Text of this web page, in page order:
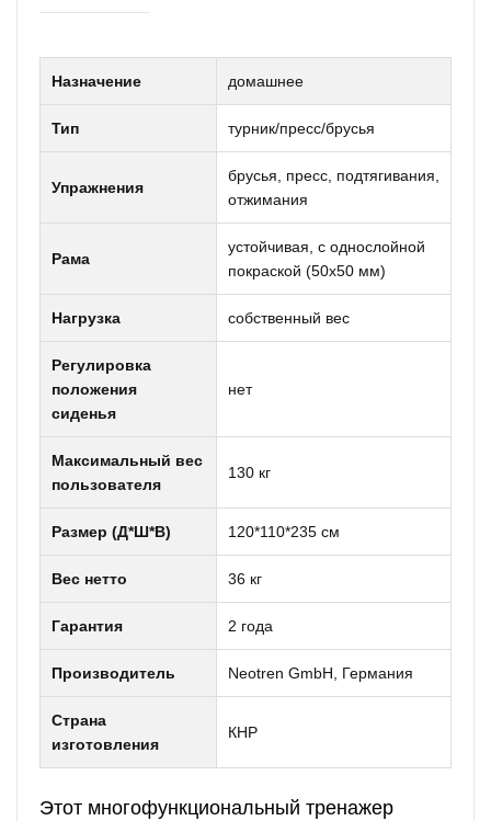
Назначение домашнее
Тип турник/пресс/брусья
Упражнения
брусья, пресс, подтягивания,
отжимания
Рама
устойчивая, с однослойной
покраской (50х50 мм)
Нагрузка собственный вес
Регулировка
положения
сиденья
нет
Максимальный вес
пользователя
130 кг
Размер (Д*Ш*В) 120*110*235 см
Вес нетто 36 кг
Гарантия 2 года
Производитель Neotren GmbH, Германия
Страна
изготовления
КНР
Этот многофункциональный тренажер